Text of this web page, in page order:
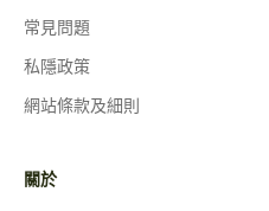
常見問題
私隱政策
網站條款及細則
關於